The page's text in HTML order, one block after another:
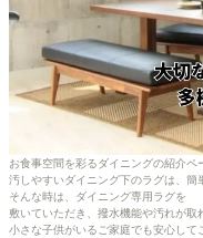
インテリア雑貨
ガーデン
タワー
お食事空間を彩るダイニングの紹介ペ
汚しやすいダイニング下のラグは、簡
そんな時は、ダイニング専用ラグを
敷いていただき、撥水機能や汚れが取
小さな子供がいるご家庭でも安心して